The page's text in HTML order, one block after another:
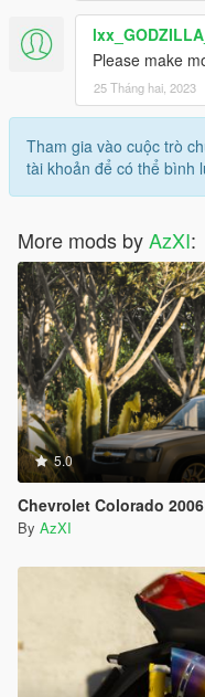
Please make
25 Tháng hai, 2023
Tham gia vào cuộc trò
tài khoản để có thể bình
More mods byAzXI:
5.0
Chevrolet Colorado
By AzXI